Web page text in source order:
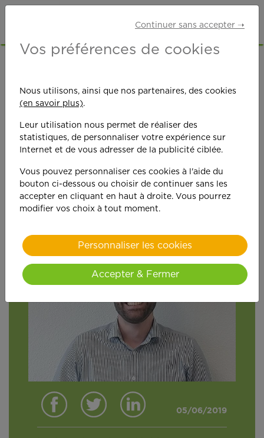
ÉVÈNEMENT:
Ouverture
nouvelle agence à
Chambly !
05/06/2019
Continuer sans accepter ➝
Vos préférences de cookies
Nous utilisons, ainsi que nos partenaires, des cookies
(en savoir plus).
Leur utilisation nous permet de réaliser des
statistiques, de personnaliser votre expérience sur
Internet et de vous adresser de la publicité ciblée.
Vous pouvez personnaliser ces cookies à l'aide du
bouton ci-dessous ou choisir de continuer sans les
accepter en cliquant en haut à droite. Vous pourrez
modifier vos choix à tout moment.
Personnaliser les cookies
Accepter & Fermer